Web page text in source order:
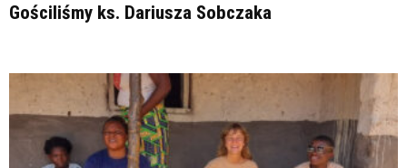
Gościliśmy ks. Dariusza Sobczaka